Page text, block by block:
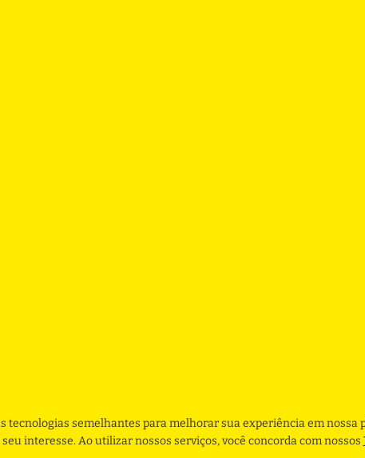
tecnologias semelhantes para melhorar sua experiência em nossa
interesse. Ao utilizar nossos serviços, você concorda com nossos